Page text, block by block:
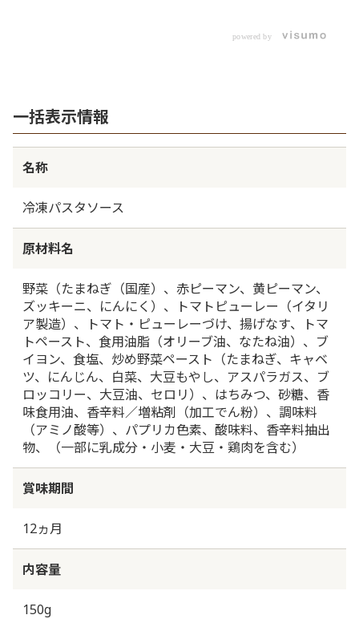
powered by
一括表示情報
名称
冷凍パスタソース
原材料名
野菜（たまねぎ（国産）、赤ピーマン、黄ピーマン、
ズッキーニ、にんにく）、トマトピューレー（イタリ
ア製造）、トマト・ピューレーづけ、揚げなす、トマ
トペースト、食用油脂（オリーブ油、なたね油）、ブ
イヨン、食塩、炒め野菜ペースト（たまねぎ、キャベ
ツ、にんじん、白菜、大豆もやし、アスパラガス、ブ
ロッコリー、大豆油、セロリ）、はちみつ、砂糖、香
味食用油、香辛料／増粘剤（加工でん粉）、調味料
（アミノ酸等）、パプリカ色素、酸味料、香辛料抽出
物、（一部に乳成分・小麦・大豆・鶏肉を含む）
賞味期間
12ヵ月
内容量
150g